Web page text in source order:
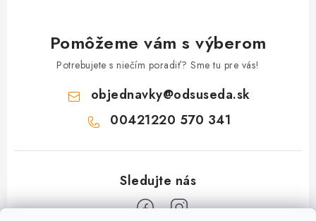
Pomôžeme vám s výberom
Potrebujete s niečím poradiť? Sme tu pre vás!
objednavky@odsuseda.sk
00421220 570 341